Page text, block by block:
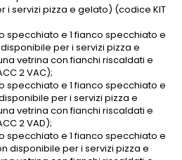
i servizi pizza e gelato) (codice KIT
specchiato e 1 fianco specchiato e
per i servizi pizza e
vetrina con fianchi riscaldati e
2 VAC);
specchiato e 1 fianco specchiato e
per i servizi pizza e
vetrina con fianchi riscaldati e
2 VAD);
specchiato e 1 fianco specchiato e
disponibile per i servizi pizza e